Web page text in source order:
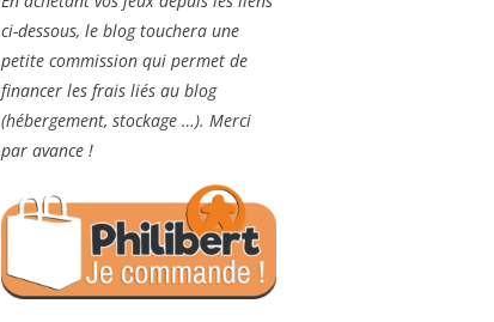
ci-dessous, le blog touchera une
petite commission qui permet de
financer les frais liés au blog
(hébergement, stockage …). Merci
par avance !